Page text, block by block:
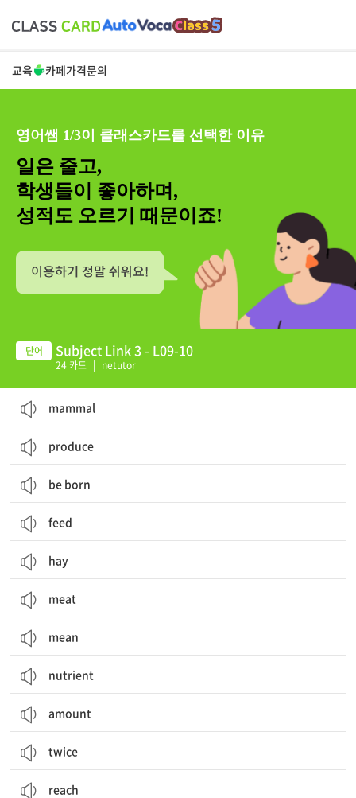
교육 카페가격문의
영어쌤 1/3이 클래스카드를 선택한 이유
일은 줄고,
학생들이 좋아하며,
성적도 오르기 때문이죠!
Subject Link 3 - L09-10
24 카드 | netutor
mammal
produce
be born
feed
hay
meat
mean
nutrient
amount
twice
reach